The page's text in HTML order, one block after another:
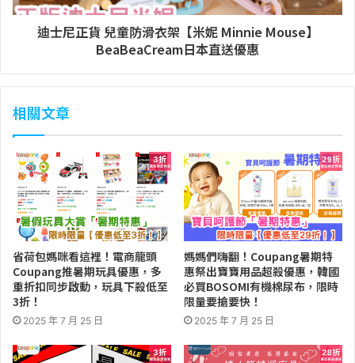
迪士尼正貨 兒童防滑衣架【米妮 Minnie Mouse】
BeaBeaCream日本直送優惠
相關文章
省荷包媽咪看這裡！電商龍頭
Coupang推暑期玩具優惠，多
重折扣同步啟動，玩具下殺低至
3折！
2025 年 7 月 25 日
媽媽們嗨翻！Coupang暑期特
惠祭出寶寶用品超殺優惠，韓國
必買BOSOMI有機棉尿布，限時
限量要搶要快！
2025 年 7 月 25 日